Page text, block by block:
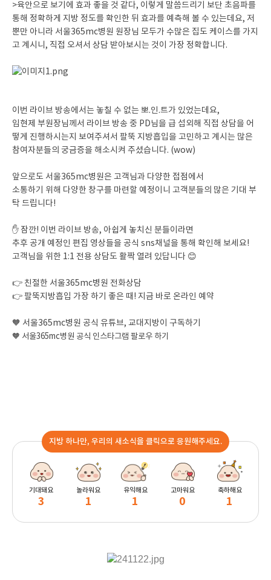
>육안으로 보기에 효과 좋을 것 같다, 이렇게 말씀드리기 보단 초음파를
통해 정확하게 지방 정도를 확인한 뒤 효과를 예측해 볼 수 있는데요, 저
뿐만 아니라 서울365mc병원 원장님 모두가 수많은 집도 케이스를 가지
고 계시니, 직접 오셔서 상담 받아보시는 것이 가장 정확합니다.
이번 라이브 방송에서는 놓칠 수 없는 뽀.인.트가 있었는데요,
임현제 부원장님께서 라이브 방송 중 PD님을 급 섭외해 직접 상담을 어
떻게 진행하시는지 보여주셔서 팔뚝 지방흡입을 고민하고 계시는 많은
참여자분들의 궁금증을 해소시켜 주셨습니다. (wow)
앞으로도 서울365mc병원은 고객님과 다양한 접점에서
소통하기 위해 다양한 창구를 마련할 예정이니 고객분들의 많은 기대 부
탁 드립니다!
✋ 잠깐! 이번 라이브 방송, 아쉽게 놓치신 분들이라면
추후 공개 예정인 편집 영상들을 공식 sns채널을 통해 확인해 보세요!
고객님을 위한 1:1 전용 상담도 활짝 열려 있답니다 😊
👉 친절한 서울365mc병원 전화상담
👉 팔뚝지방흡입 가장 하기 좋은 때! 지금 바로 온라인 예약
🧡 서울365mc병원 공식 유튜브, 교대지방이 구독하기
🧡 서울365mc병원 공식 인스타그램 팔로우 하기
지방 하나만, 우리의 새소식을 클릭으로 응원해주세요.
기대돼요
3
놀라워요
1
유익해요
1
고마워요
0
축하해요
1